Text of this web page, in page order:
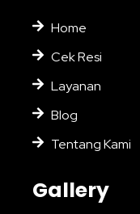
Home
Cek Resi
Layanan
Blog
Tentang Kami
Gallery